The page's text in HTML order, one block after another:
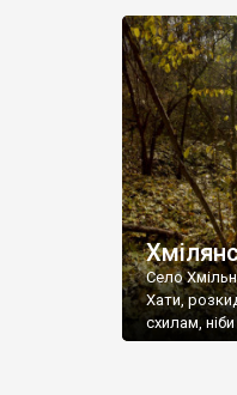
Село
Хати,
схилам,